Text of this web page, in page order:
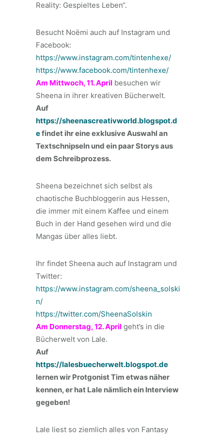
Reality: Gespieltes Leben“.
Besucht Noëmi auch auf Instagram und
Facebook:
https://www.instagram.com/tintenhexe/
https://www.facebook.com/tintenhexe/
Am Mittwoch, 11. April besuchen wir
Sheena in ihrer kreativen Bücherwelt.
Auf
https://sheenascreativworld.blogspot.d
efindet ihr eine exklusive Auswahl an
Textschnipseln und ein paar Storys aus
dem Schreibprozess.
Sheena bezeichnet sich selbst als
chaotische Buchbloggerin aus Hessen,
die immer mit einem Kaffee und einem
Buch in der Hand gesehen wird und die
Mangas über alles liebt.
Ihr findet Sheena auch auf Instagram und
Twitter:
https://www.instagram.com/sheena_solski
n/
https://twitter.com/SheenaSolskin
Am Donnerstag, 12. April geht’s in die
Bücherwelt von Lale.
Auf
https://lalesbuecherwelt.blogspot.de
lernen wir Protgonist Tim etwas näher
kennen, er hat Lale nämlich ein Interview
gegeben!
Lale liest so ziemlich alles von Fantasy